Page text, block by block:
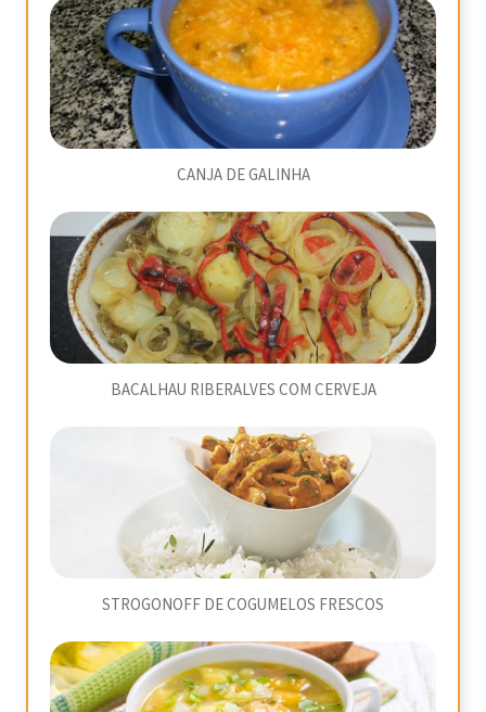
CANJA DE GALINHA
BACALHAU RIBERALVES COM CERVEJA
STROGONOFF DE COGUMELOS FRESCOS